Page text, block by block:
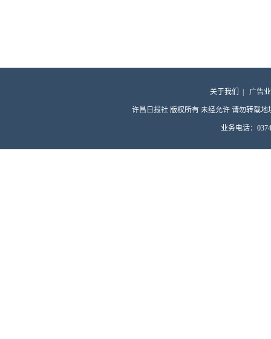
关于我们 广告
许昌日报社 版权所有 未经允许 请勿转载地
业务电话：